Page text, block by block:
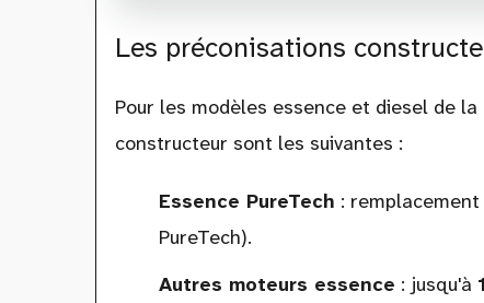
Les préconisations
Pour les modèles essence et diesel de
constructeur sont les suivantes :
Essence PureTech :
PureTech).
Autres moteurs essence : jusqu'à